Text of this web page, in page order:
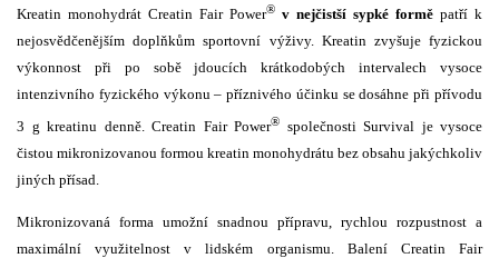
Kreatin monohydrát Creatin Fair Power® v nejčistší sypké formě patří k
nejosvědčenějším doplňkům sportovní výživy. Kreatin zvyšuje fyzickou
výkonnost při po sobě jdoucích krátkodobých intervalech vysoce
intenzivního fyzického výkonu – příznivého účinku se dosáhne při přívodu
3 g kreatinu denně. Creatin Fair Power® společnosti Survival je vysoce
čistou mikronizovanou formou kreatin monohydrátu bez obsahu jakýchkoliv
jiných přísad.
Mikronizovaná forma umožní snadnou přípravu, rychlou rozpustnost a
maximální využitelnost v lidském organismu. Balení Creatin Fair